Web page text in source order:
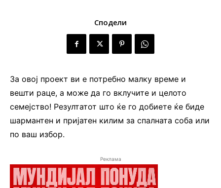
Сподели
За овој проект ви е потребно малку време и
вешти раце, а може да го вклучите и целото
семејство! Резултатот што ќе го добиете ќе биде
шармантен и пријатен килим за спалната соба или
по ваш избор.
Реклама